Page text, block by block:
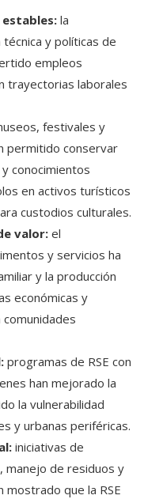
estables: la
y políticas de
empleos
trayectorias laborales
festivales y
permitido conservar
conocimientos
en activos turísticos
custodios culturales.
valor: el
y servicios ha
y la producción
económicas y
programas de RSE con
han mejorado la
la vulnerabilidad
y urbanas periféricas.
iniciativas de
manejo de residuos y
mostrado que la RSE